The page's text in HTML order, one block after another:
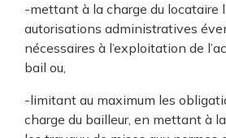
-mettant à la charge du locataire
autorisations administratives
nécessaires à l’exploitation de
bail ou,
-limitant au maximum les
charge du bailleur, en mettant à